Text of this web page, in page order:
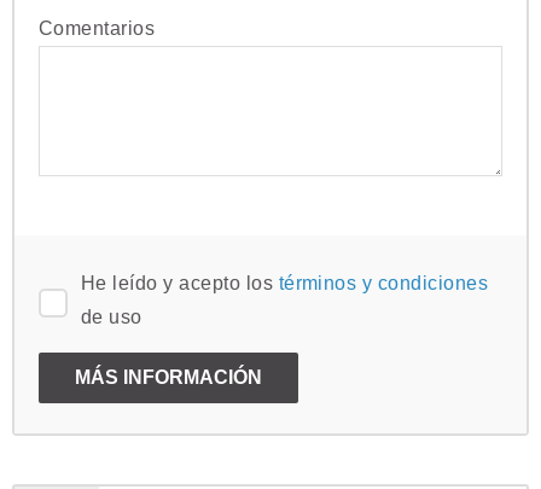
Comentarios
He leído y acepto los términos y condiciones
de uso